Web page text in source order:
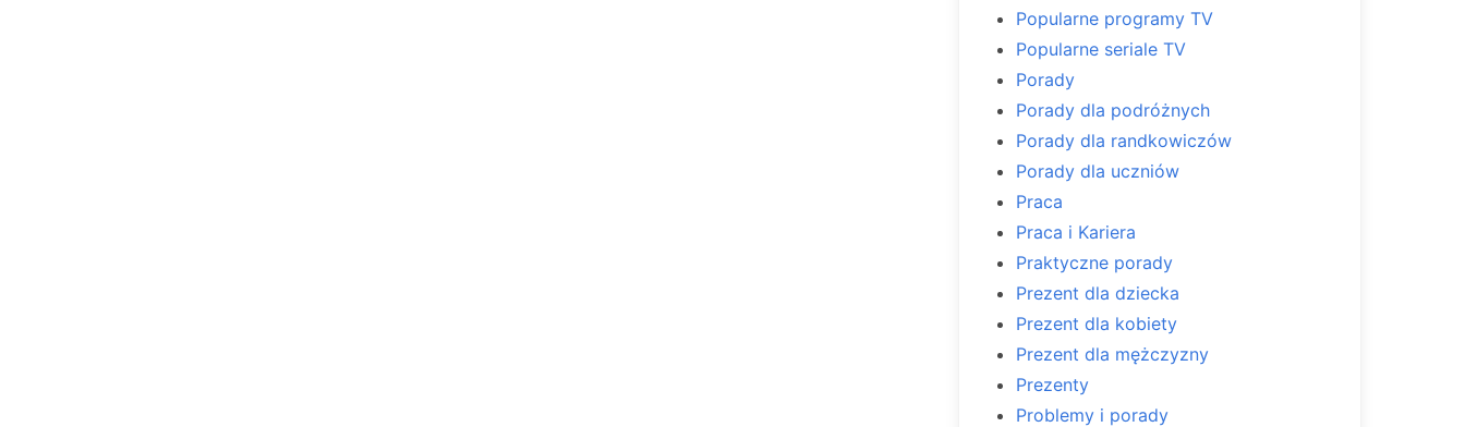
Popularne programy TV
Popularne seriale TV
Porady
Porady dla podróżnych
Porady dla randkowiczów
Porady dla uczniów
Praca
Praca i Kariera
Praktyczne porady
Prezent dla dziecka
Prezent dla kobiety
Prezent dla mężczyzny
Prezenty
Problemy i porady